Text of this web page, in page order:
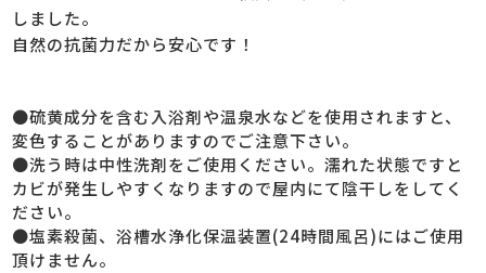
しました。
自然の抗菌力だから安心です！
●硫黄成分を含む入浴剤や温泉水などを使用されますと、
変色することがありますのでご注意下さい。
●洗う時は中性洗剤をご使用ください。濡れた状態ですと
カビが発生しやすくなりますので屋内にて陰干しをしてく
ださい。
●塩素殺菌、浴槽水浄化保温装置(24時間風呂)にはご使用
頂けません。